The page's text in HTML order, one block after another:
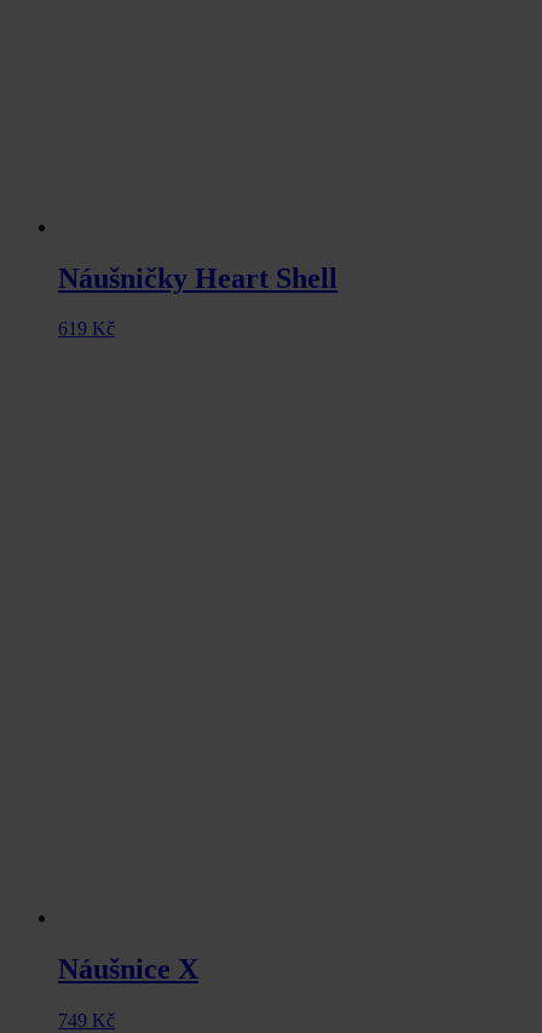
Náušničky Heart Shell
619 Kč
Náušnice X
749 Kč